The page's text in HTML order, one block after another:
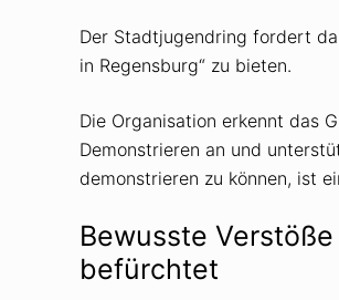
Der Stadtjugendring fordert
in Regensburg“ zu bieten.
Die Organisation erkennt das
Demonstrieren an und
demonstrieren zu können, ist
Bewusste
befürchtet